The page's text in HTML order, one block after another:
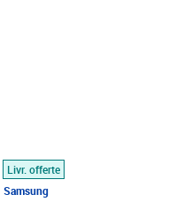
Livr. offerte
Samsung